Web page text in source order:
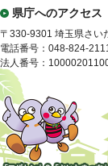
県庁へのアクセス
〒330-9301 埼玉県さい
電話番号：048-824-
法人番号：